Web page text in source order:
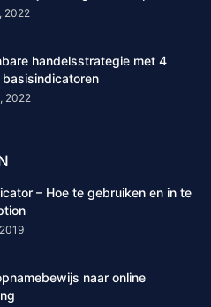
2022
handelsstrategie met 4
2022
– Hoe te gebruiken en in te
naar online